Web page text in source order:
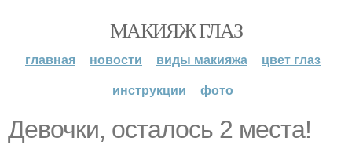
МАКИЯЖ ГЛАЗ
главная новости виды макияжа
цвет глаз
инструкции
фото
Девочки, осталось 2 места!